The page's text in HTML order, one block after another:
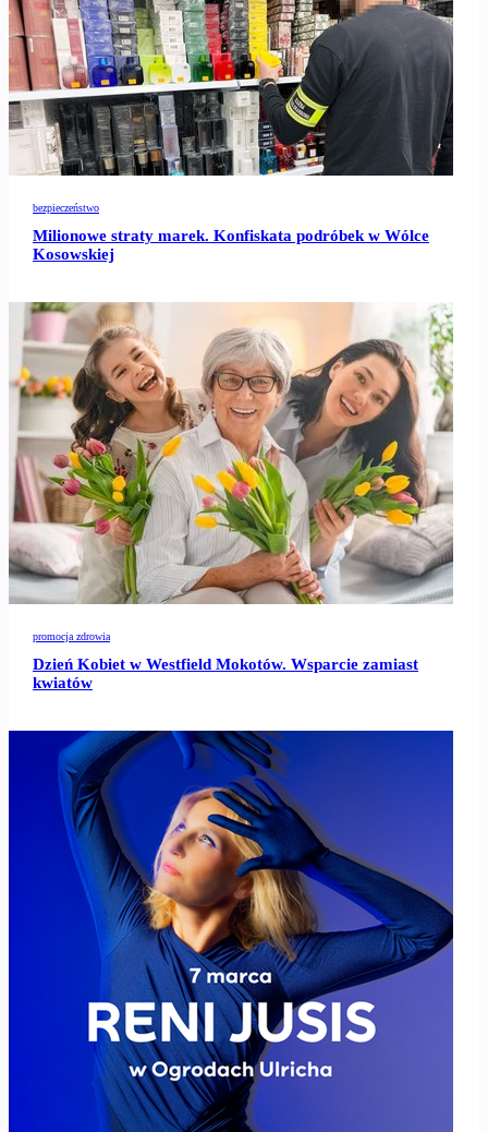
bezpieczeństwo
Milionowe straty marek. Konfiskata podróbek w Wólce
Kosowskiej
promocja zdrowia
Dzień Kobiet w Westfield Mokotów. Wsparcie zamiast
kwiatów